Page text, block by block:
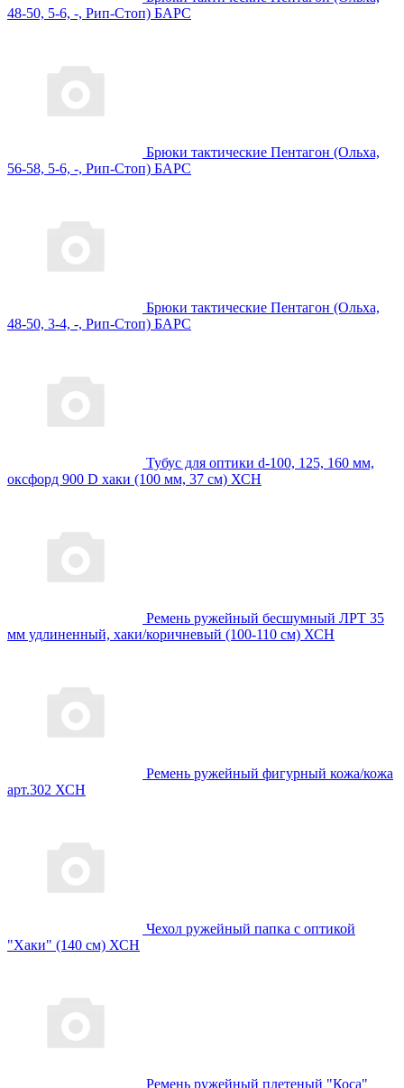
48-50, 5-6, -, Рип-Стоп) БАРС
Брюки тактические Пентагон (Ольха,
56-58, 5-6, -, Рип-Стоп) БАРС
Брюки тактические Пентагон (Ольха,
48-50, 3-4, -, Рип-Стоп) БАРС
Тубус для оптики d-100, 125, 160 мм,
оксфорд 900 D хаки (100 мм, 37 см) ХСН
Ремень ружейный бесшумный ЛРТ 35
мм удлиненный, хаки/коричневый (100-110 см) ХСН
Ремень ружейный фигурный кожа/кожа
арт.302 ХСН
Чехол ружейный папка с оптикой
"Хаки" (140 см) ХСН
Ремень ружейный плетеный "Коса"